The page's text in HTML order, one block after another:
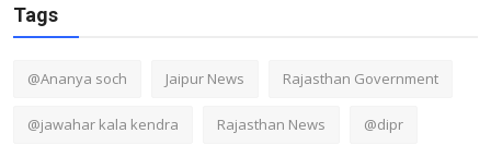
Tags
@Ananya soch Jaipur News Rajasthan Government
@jawahar kala kendra Rajasthan News @dipr